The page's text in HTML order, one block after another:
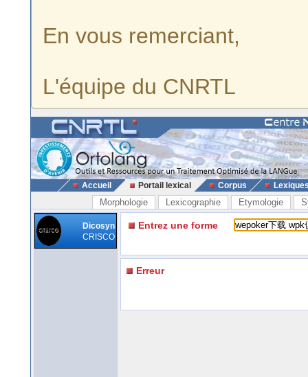
En vous remerciant,
L'équipe du CNRTL
Accueil Portail lexical Corpus
Morphologie Lexicographie Etymologie
Dicosyn
CRISCO
Entrez une forme
Erreur